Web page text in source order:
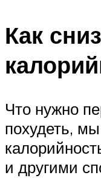
Как
Что нужно
похудеть,
и другими